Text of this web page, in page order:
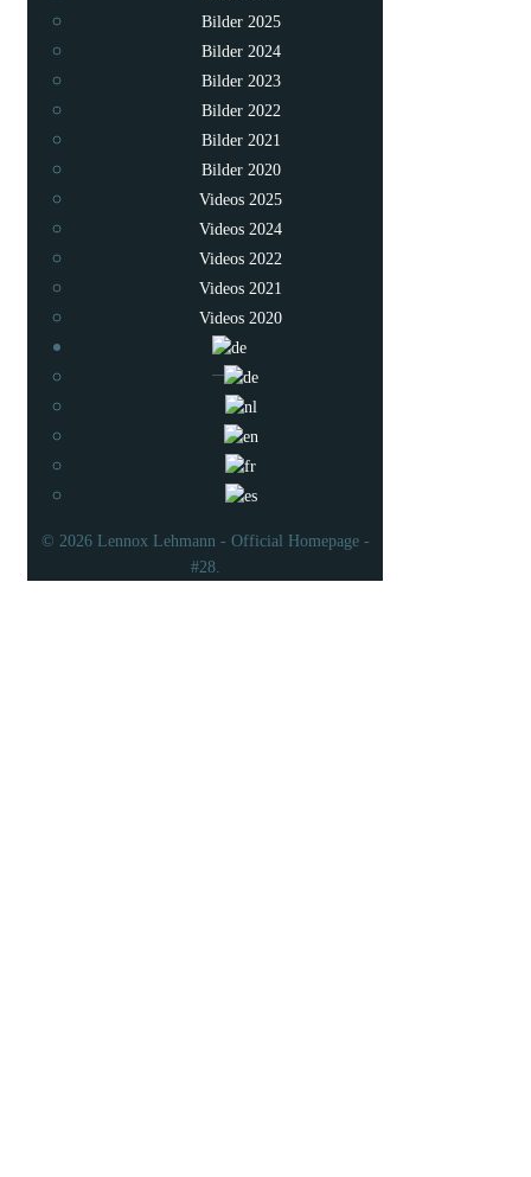
Bilder 2025
Bilder 2024
Bilder 2023
Bilder 2022
Bilder 2021
Bilder 2020
Videos 2025
Videos 2024
Videos 2022
Videos 2021
Videos 2020
© 2026 Lennox Lehmann - Official Homepage -
#28.